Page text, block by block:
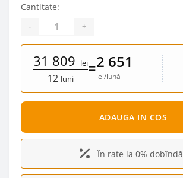
Cantitate:
- +
31 809 lei
12 luni
=2 651
lei/lună
ADAUGA IN COS
În rate la 0% dobîndă